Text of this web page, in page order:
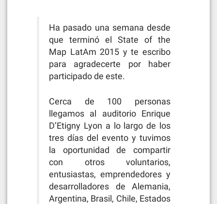
Ha pasado una semana desde
que terminó el State of the
Map LatAm 2015 y te escribo
para agradecerte por haber
participado de este.
Cerca de 100 personas
llegamos al auditorio Enrique
D’Etigny Lyon a lo largo de los
tres días del evento y tuvimos
la oportunidad de compartir
con otros voluntarios,
entusiastas, emprendedores y
desarrolladores de Alemania,
Argentina, Brasil, Chile, Estados